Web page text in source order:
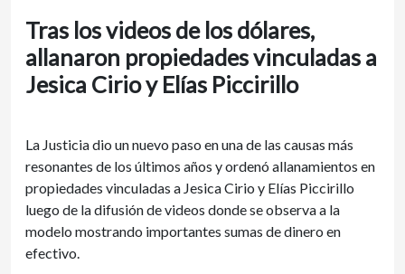
Tras los videos de los dólares,
allanaron propiedades vinculadas a
Jesica Cirio y Elías Piccirillo
La Justicia dio un nuevo paso en una de las causas más
resonantes de los últimos años y ordenó allanamientos en
propiedades vinculadas a Jesica Cirio y Elías Piccirillo
luego de la difusión de videos donde se observa a la
modelo mostrando importantes sumas de dinero en
efectivo.